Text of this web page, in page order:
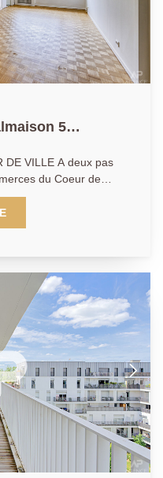
5
A deux pas
du Coeur de
de 114,52m2
étage avec
d'environ 40m2,
01.47.10.01.01